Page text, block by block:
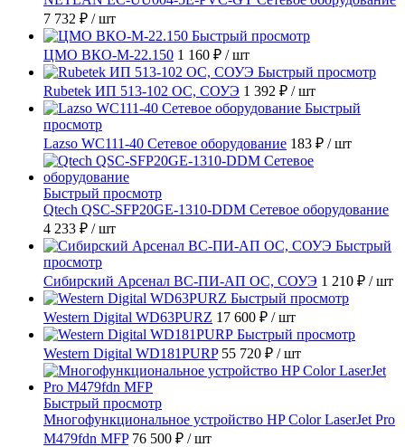
7 732 ₽ / шт
Быстрый просмотр
ЦМО ВКО-М-22.150 1 160 ₽ / шт
Быстрый просмотр
Rubetek ИП 513-102 ОС, СОУЭ 1 392 ₽ / шт
Быстрый
просмотр
Lazso WC111-40 Сетевое оборудование 183 ₽ / шт
Быстрый просмотр
Qtech QSC-SFP20GE-1310-DDM Сетевое оборудование
4 233 ₽ / шт
Быстрый
просмотр
Сибирский Арсенал ВС-ПИ-АП ОС, СОУЭ 1 210 ₽ / шт
Быстрый просмотр
Western Digital WD63PURZ 17 600 ₽ / шт
Быстрый просмотр
Western Digital WD181PURP 55 720 ₽ / шт
Быстрый просмотр
Многофункциональное устройство HP Color LaserJet Pro
M479fdn MFP 76 500 ₽ / шт